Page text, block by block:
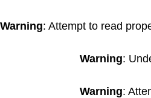
Warning: Attempt to read
Warning:
Warning: